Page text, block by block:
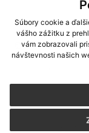
Súbory cookie a
vášho zážitku z
vám zobrazovali
návštevnosti našich
využite možnosť
CMS systém